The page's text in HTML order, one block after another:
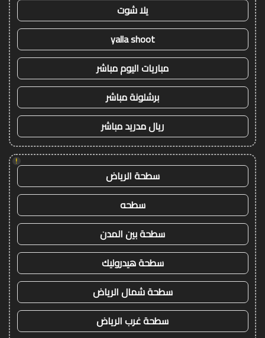
يلا شوت
yalla shoot
مباريات اليوم مباشر
برشلونة مباشر
ريال مدريد مباشر
!
سطحة الرياض
سطحه
سطحة بين المدن
سطحة هيدروليك
سطحة شمال الرياض
سطحة غرب الرياض